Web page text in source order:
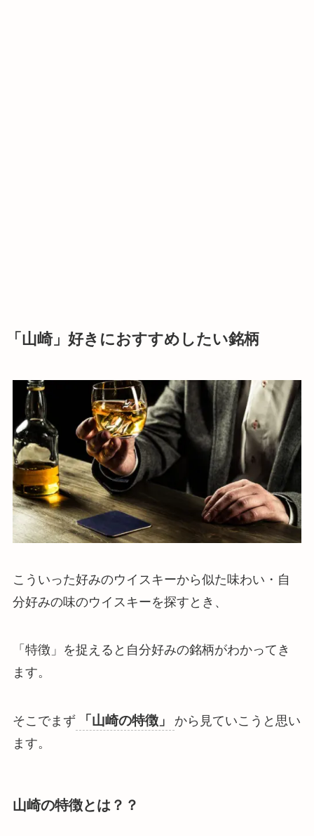
「山崎」好きにおすすめしたい銘柄
こういった好みのウイスキーから似た味わい・自
分好みの味のウイスキーを探すとき、
「特徴」を捉えると自分好みの銘柄がわかってき
ます。
そこでまず 「山崎の特徴」
から見ていこうと思い
ます。
山崎の特徴とは？？